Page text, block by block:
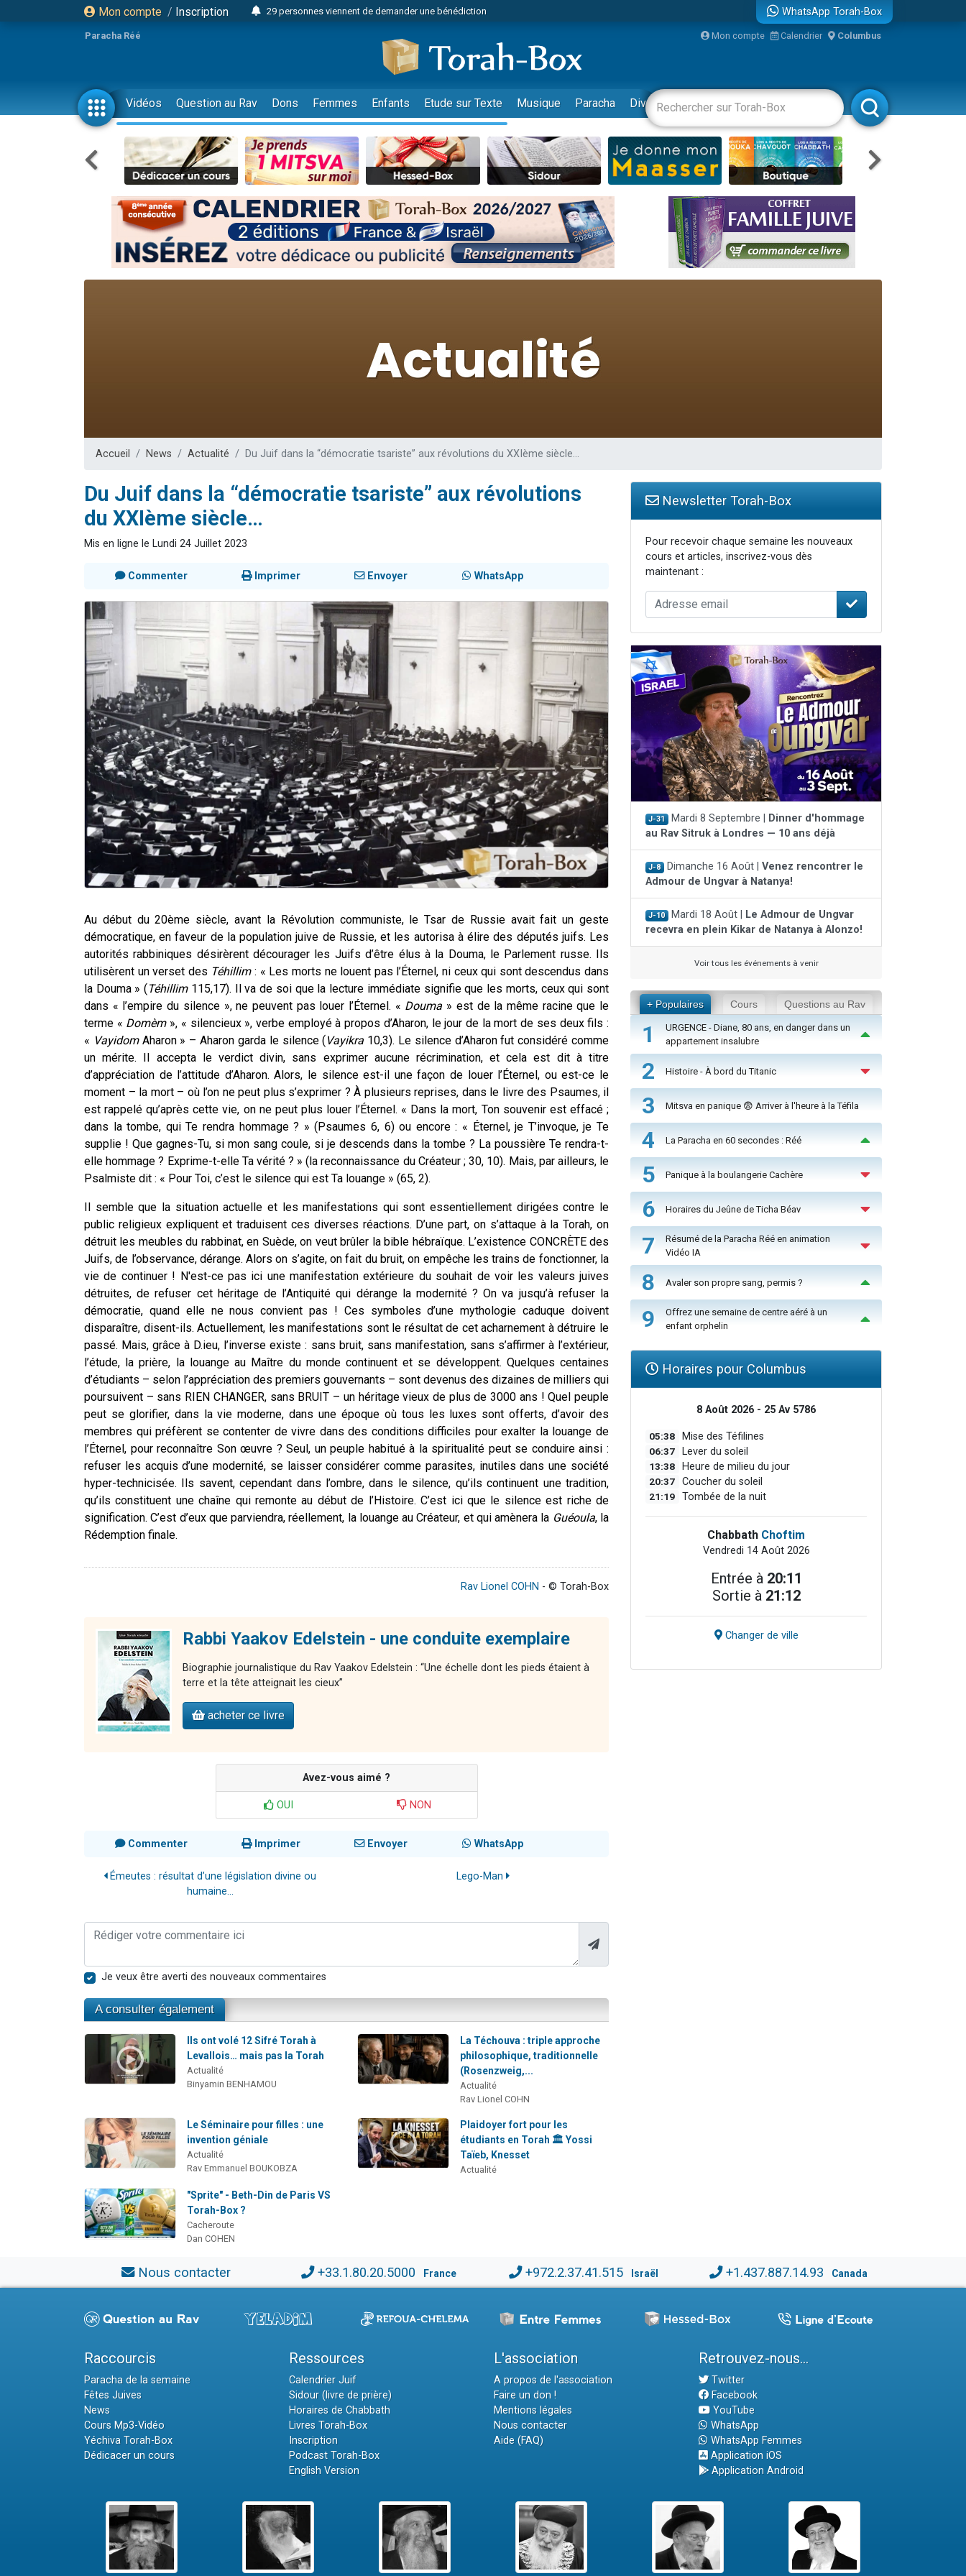
Mon compte / Inscription
29 personnes viennent de demander une bénédiction
16 personnes viennent de faire un don pour Diane, 80 ans, dans un appartement insalubre
2 personnes viennent de nous rejoindre sur WhatsApp
6 personnes viennent de nous rejoindre sur WhatsApp
4 personnes viennent de faire un don pour Reloger Rivka, 6 enfants, victime de violences...
2 personnes viennent de faire un don pour 1 Journée de Vacances Pour les Enfants
17 personnes viennent de demander une bénédiction
4 personnes viennent de nous rejoindre sur WhatsApp
Il reste 49 places pour étudier en groupe sur Zoom
Eva vient de donner son Maasser
4 personnes viennent de nous rejoindre sur WhatsApp
3 personnes viennent de nous rejoindre sur WhatsApp
13 personnes viennent de demander une bénédiction
Il reste 49 places pour étudier en groupe sur Zoom
WhatsApp Torah-Box
Paracha Réé Mon compte Calendrier Columbus
Vidéos Question au Rav Dons Femmes Enfants Etude sur Texte Musique Paracha Divertissements Livres Rabbanim
Accueil News Actualité Du Juif dans la “démocratie tsariste” aux révolutions du XXIème siècle…
Du Juif dans la “démocratie tsariste” aux révolutions
du XXIème siècle…
Mis en ligne le Lundi 24 Juillet 2023
Commenter Imprimer Envoyer WhatsApp
Au début du 20ème siècle, avant la Révolution communiste, le Tsar de Russie avait fait un geste
démocratique, en faveur de la population juive de Russie, et les autorisa à élire des députés juifs. Les
autorités rabbiniques désirèrent décourager les Juifs d’être élus à la Douma, le Parlement russe. Ils
utilisèrent un verset des Téhillim: « Les morts ne louent pas l’Éternel, ni ceux qui sont descendus dans
la Douma » ( Téhillim115,17).
Il va de soi que la lecture immédiate signifie que les morts, ceux qui sont
dans « l’empire du silence », ne peuvent pas louer l’Éternel. « Douma » est de la même racine que le
terme « Domèm», « silencieux », verbe employé à propos d’Aharon, le jour de la mort de ses deux fils :
« VayidomAharon » – Aharon garda le silence ( Vayikra 10,3). Le silence d’Aharon fut considéré comme
un mérite. Il accepta le verdict divin, sans exprimer aucune récrimination, et cela est dit à titre
d’appréciation de l’attitude d’Aharon. Alors, le silence est-il une façon de louer l’Éternel, ou est-ce le
moment – la mort – où l’on ne peut plus s’exprimer ? À plusieurs reprises, dans le livre des Psaumes, il
est rappelé qu’après cette vie, on ne peut plus louer l’Éternel. « Dans la mort, Ton souvenir est effacé ;
dans la tombe, qui Te rendra hommage ? » (Psaumes 6, 6) ou encore : « Éternel, je T’invoque, je Te
supplie ! Que gagnes-Tu, si mon sang coule, si je descends dans la tombe ? La poussière Te rendra-t-
elle hommage ? Exprime-t-elle Ta vérité ? » (la reconnaissance du Créateur ; 30, 10). Mais, par ailleurs, le
Psalmiste dit : « Pour Toi, c’est le silence qui est Ta louange » (65, 2).
Il semble que la situation actuelle et les manifestations qui sont essentiellement dirigées contre le
public religieux expliquent et traduisent ces diverses réactions. D’une part, on s’attaque à la Torah, on
détruit les meubles du rabbinat, en Suède, on veut brûler la bible hébraïque. L’existence CONCRÈTE des
Juifs, de l’observance, dérange. Alors on s’agite, on fait du bruit, on empêche les trains de fonctionner, la
vie de continuer ! N'est-ce pas ici une manifestation extérieure du souhait de voir les valeurs juives
détruites, de refuser cet héritage de l’Antiquité qui dérange la modernité ? On va jusqu’à refuser la
démocratie, quand elle ne nous convient pas ! Ces symboles d’une mythologie caduque doivent
disparaître, disent-ils. Actuellement, les manifestations sont le résultat de cet acharnement à détruire le
passé. Mais, grâce à D.ieu, l’inverse existe : sans bruit, sans manifestation, sans s’affirmer à l’extérieur,
l’étude, la prière, la louange au Maître du monde continuent et se développent. Quelques centaines
d’étudiants – selon l’appréciation des premiers gouvernants – sont devenus des dizaines de milliers qui
poursuivent – sans RIEN CHANGER, sans BRUIT – un héritage vieux de plus de 3000 ans ! Quel peuple
peut se glorifier, dans la vie moderne, dans une époque où tous les luxes sont offerts, d’avoir des
membres qui préfèrent se contenter de vivre dans des conditions difficiles pour exalter la louange de
l’Éternel, pour reconnaître Son œuvre ? Seul, un peuple habitué à la spiritualité peut se conduire ainsi :
refuser les acquis d’une modernité, se laisser considérer comme parasites, inutiles dans une société
hyper-technicisée. Ils savent, cependant dans l’ombre, dans le silence, qu’ils continuent une tradition,
qu’ils constituent une chaîne qui remonte au début de l’Histoire. C’est ici que le silence est riche de
signification. C’est d’eux que parviendra, réellement, la louange au Créateur, et qui amènera la Guéoula, la
Rédemption finale.
Rav Lionel COHN - © Torah-Box
Rabbi Yaakov Edelstein - une conduite exemplaire
Biographie journalistique du Rav Yaakov Edelstein : “Une échelle dont les pieds étaient à
terre et la tête atteignait les cieux”
acheter ce livre
Avez-vous aimé ?
OUI NON
Commenter Imprimer Envoyer WhatsApp
Émeutes : résultat d’une législation divine ou
humaine...
Lego-Man
Je veux être averti des nouveaux commentaires
A consulter également
Ils ont volé 12 Sifré Torah à
Levallois… mais pas la Torah
Actualité
Binyamin BENHAMOU
La Téchouva : triple approche
philosophique, traditionnelle
(Rosenzweig,...
Actualité
Rav Lionel COHN
Le Séminaire pour filles : une
invention géniale
Actualité
Rav Emmanuel BOUKOBZA
Plaidoyer fort pour les
étudiants en Torah 🏛️ Yossi
Taïeb, Knesset
Actualité
"Sprite" - Beth-Din de Paris VS
Torah-Box ?
Cacheroute
Dan COHEN
Newsletter Torah-Box
Pour recevoir chaque semaine les nouveaux
cours et articles, inscrivez-vous dès
maintenant :
J-31 Mardi 8 Septembre |
Dinner d'hommage
au Rav Sitruk à Londres — 10 ans déjà
J-8 Dimanche 16 Août | Venez rencontrer le
Admour de Ungvar à Natanya!
J-10 Mardi 18 Août |
Le Admour de Ungvar
recevra en plein Kikar de Natanya à Alonzo!
Voir tous les événements à venir
+ Populaires Cours Questions au Rav
1
URGENCE - Diane, 80 ans, en danger dans un
appartement insalubre
2 Histoire - À bord du Titanic
3 Mitsva en panique 😨 Arriver à l'heure à la Téfila
4 La Paracha en 60 secondes : Réé
5 Panique à la boulangerie Cachère
6 Horaires du Jeûne de Ticha Béav
7
Résumé de la Paracha Réé en animation
Vidéo IA
8 Avaler son propre sang, permis ?
9
Offrez une semaine de centre aéré à un
enfant orphelin
Horaires pour Columbus
8 Août 2026 - 25 Av 5786
05:38 Mise des Téfilines
06:37 Lever du soleil
13:38 Heure de milieu du jour
20:37 Coucher du soleil
21:19 Tombée de la nuit
Chabbath Choftim
Vendredi 14 Août 2026
Entrée à 20:11
Sortie à 21:12
Changer de ville
Nous contacter +33.1.80.20.5000 France +972.2.37.41.515 Israël +1.437.887.14.93 Canada
Raccourcis
Paracha de la semaine
Fêtes Juives
News
Cours Mp3-Vidéo
Yéchiva Torah-Box
Dédicacer un cours
Ressources
Calendrier Juif
Sidour (livre de prière)
Horaires de Chabbath
Livres Torah-Box
Inscription
Podcast Torah-Box
English Version
L'association
A propos de l'association
Faire un don !
Mentions légales
Nous contacter
Aide (FAQ)
Retrouvez-nous...
Twitter
Facebook
YouTube
WhatsApp
WhatsApp Femmes
Application iOS
Application Android